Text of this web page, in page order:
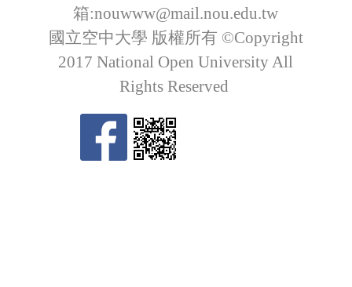
箱:nouwww@mail.nou.edu.tw
國立空中大學 版權所有 ©Copyright
2017 National Open University All
Rights Reserved